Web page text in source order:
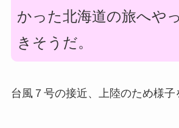
かった北海道の旅へや
きそうだ。
台風７号の接近、上陸のため様子